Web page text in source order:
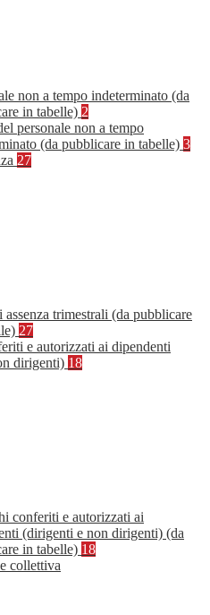
non a tempo indeterminato (da
in tabelle) 2
personale non a tempo
(da pubblicare in tabelle) 3
27
assenza trimestrali (da pubblicare
27
e autorizzati ai dipendenti
dirigenti) 18
conferiti e autorizzati ai
(dirigenti e non dirigenti) (da
in tabelle) 18
collettiva